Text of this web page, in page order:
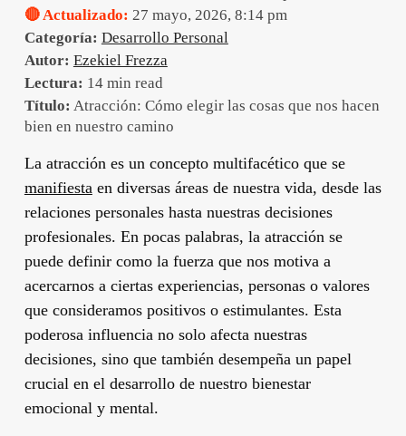
🔴 Actualizado: 27 mayo, 2026, 8:14 pm
Categoría: Desarrollo Personal
Autor: Ezekiel Frezza
Lectura: 14 min read
Título: Atracción: Cómo elegir las cosas que nos hacen
bien en nuestro camino
La atracción es un concepto multifacético que se
manifiesta en diversas áreas de nuestra vida, desde las
relaciones personales hasta nuestras decisiones
profesionales. En pocas palabras, la atracción se
puede definir como la fuerza que nos motiva a
acercarnos a ciertas experiencias, personas o valores
que consideramos positivos o estimulantes. Esta
poderosa influencia no solo afecta nuestras
decisiones, sino que también desempeña un papel
crucial en el desarrollo de nuestro bienestar
emocional y mental.